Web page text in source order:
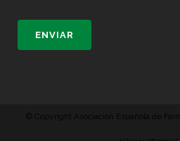
© Copyright Asociación Española de